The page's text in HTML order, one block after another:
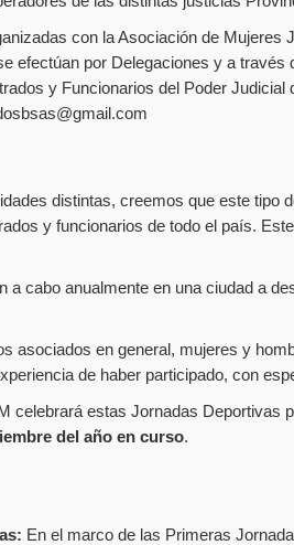
con la Asociación de
efectúan por Delegaciones y a
y Funcionarios del Poder
distintas, creemos que este
y funcionarios de todo el país.
a cabo anualmente en una ciudad a
asociados en general, mujeres y
de haber participado, con
celebrará estas Jornadas
del año en curso.
En el marco de las Primeras